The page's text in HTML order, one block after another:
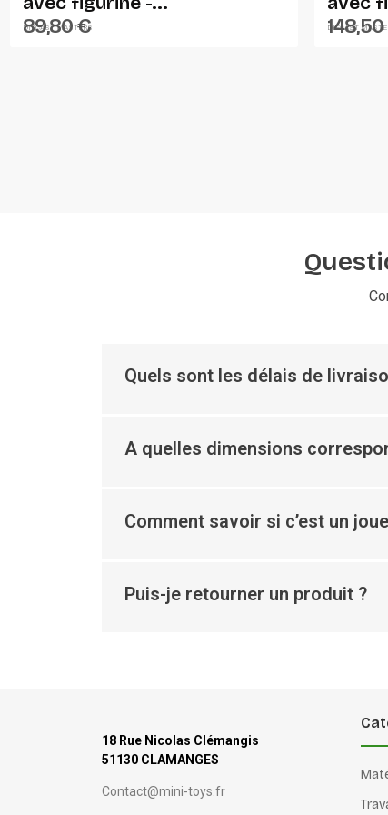
DIECAST MASTERS
89,80 € DIECAST
Quels sont les délais de
A quelles dimensions
Comment savoir si c’est un
Puis-je retourner un produit ?
18 Rue Nicolas Clémangis
51130 CLAMANGES
Contact@mini-toys.fr